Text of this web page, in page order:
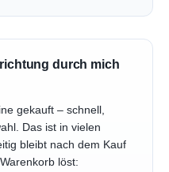
durch mich
gekauft – schnell,
Das ist in vielen
bleibt nach dem Kauf
löst: